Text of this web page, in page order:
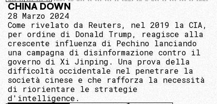
CHINA DOWN
28 Marzo 2024
Come rivelato da Reuters, nel 2019 la CIA,
per ordine di Donald Trump, reagisce alla
crescente influenza di Pechino lanciando
una campagna di disinformazione contro il
governo di Xi Jinping. Una prova della
difficoltà occidentale nel penetrare la
società cinese e che rafforza la necessità
di riorientare le strategie
d'intelligence.